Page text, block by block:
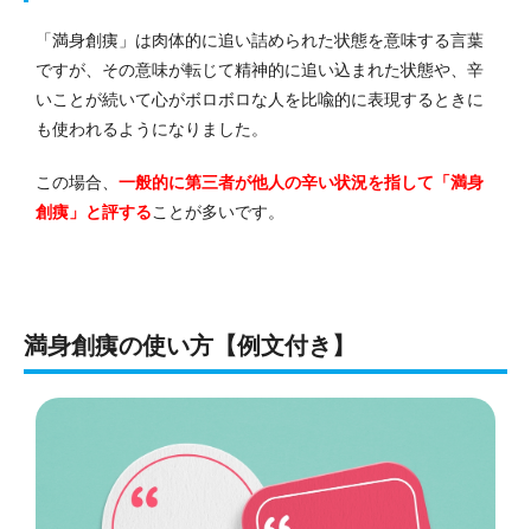
「満身創痍」は肉体的に追い詰められた状態を意味する言葉
ですが、その意味が転じて精神的に追い込まれた状態や、辛
いことが続いて心がボロボロな人を比喩的に表現するときに
も使われるようになりました。
この場合、 一般的に第三者が他人の辛い状況を指して「満身
創痍」と評することが多いです。
満身創痍の使い方【例文付き】